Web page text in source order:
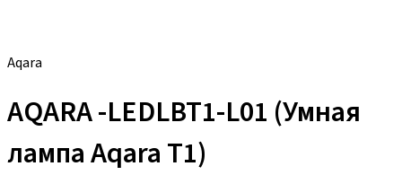
Aqara
AQARA -LEDLBT1-L01 (Умная
лампа Aqara T1)